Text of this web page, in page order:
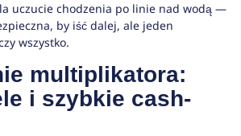
uczucie chodzenia po linie nad wodą —
by iść dalej, ale jeden
wszystko.
multiplikatora:
i szybkie cash-